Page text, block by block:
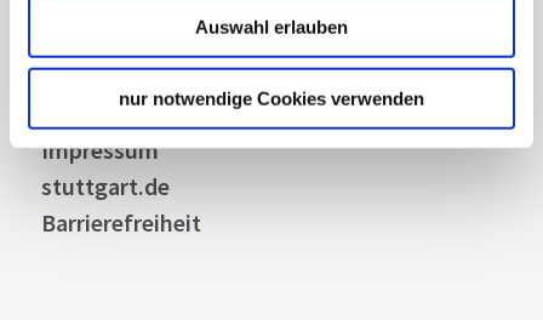
Auswahl erlauben
nur notwendige Cookies verwenden
Kontakt
Cookies
Impressum
stuttgart.de
Barrierefreiheit